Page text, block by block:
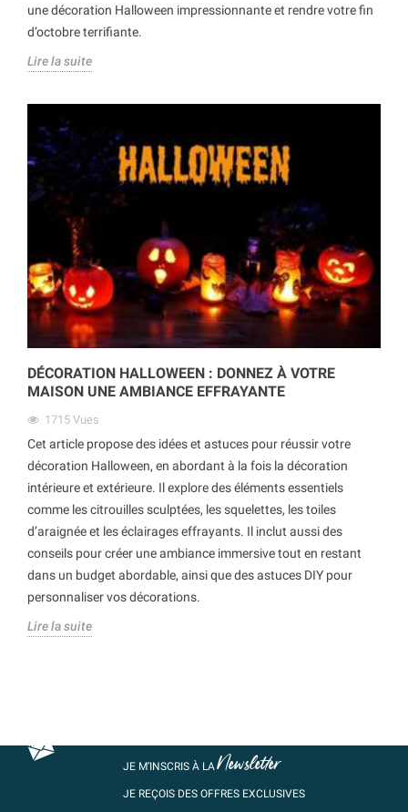
une décoration Halloween impressionnante et rendre votre fin
d’octobre terrifiante.
Lire la suite
DÉCORATION HALLOWEEN : DONNEZ À VOTRE
MAISON UNE AMBIANCE EFFRAYANTE
1715 Vues
Cet article propose des idées et astuces pour réussir votre
décoration Halloween, en abordant à la fois la décoration
intérieure et extérieure. Il explore des éléments essentiels
comme les citrouilles sculptées, les squelettes, les toiles
d’araignée et les éclairages effrayants. Il inclut aussi des
conseils pour créer une ambiance immersive tout en restant
dans un budget abordable, ainsi que des astuces DIY pour
personnaliser vos décorations.
Lire la suite
JE M’INSCRIS À LANewsletter
JE REÇOIS DES OFFRES EXCLUSIVES